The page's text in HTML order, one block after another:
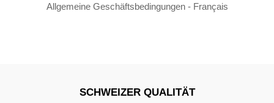
Allgemeine Geschäftsbedingungen - Français
SCHWEIZER QUALITÄT